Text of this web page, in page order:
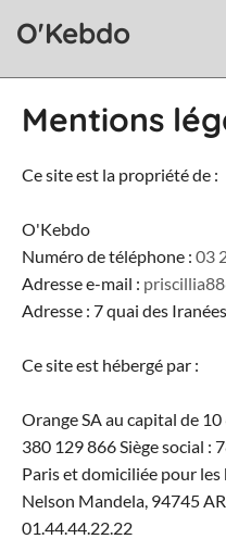
O'Kebdo
Mentions
Ce site est la propriété de :
O'Kebdo
Numéro de téléphone : 03
Adresse e-mail :
Adresse : 7 quai des
Ce site est hébergé par :
Orange SA au capital de
380 129 866 Siège social :
Paris et domiciliée pour
Nelson Mandela, 94745
01.44.44.22.22